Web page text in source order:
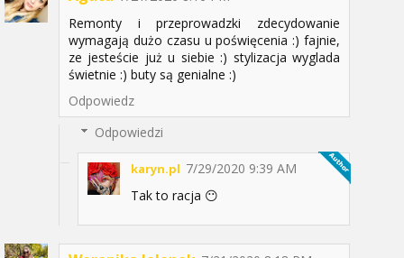
Remonty i przeprowadzki zdecydowanie
wymagają dużo czasu u poświęcenia :) fajnie,
ze jesteście już u siebie :) stylizacja wyglada
świetnie :) buty są genialne :)
Odpowiedz
Odpowiedzi
karyn.pl 7/29/2020 9:39 AM
Tak to racja 😶